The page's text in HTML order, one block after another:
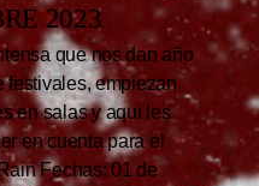
2023
que nos dan año
festivales, empiezan
en salas y aqui les
en cuenta para el
Fechas: 01 de